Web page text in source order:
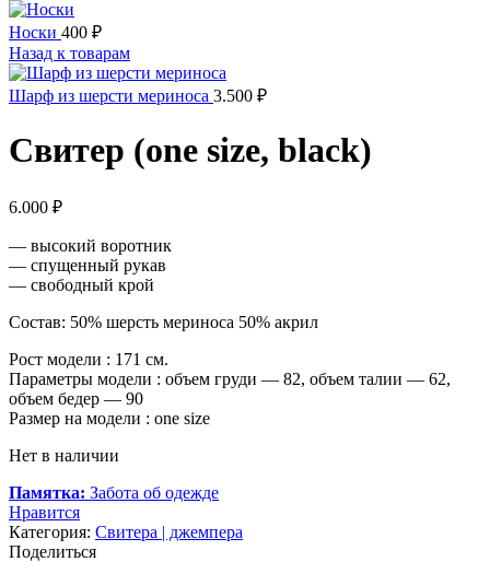
Носки 400 ₽
Назад к товарам
Шарф из шерсти мериноса 3.500 ₽
Свитер (one size, black)
6.000 ₽
— высокий воротник
— спущенный рукав
— свободный крой
Состав: 50% шерсть мериноса 50% акрил
Рост модели : 171 см.
Параметры модели : объем груди — 82, объем талии — 62,
объем бедер — 90
Размер на модели : one size
Нет в наличии
Памятка: Забота об одежде
Нравится
Категория: Свитера | джемпера
Поделиться